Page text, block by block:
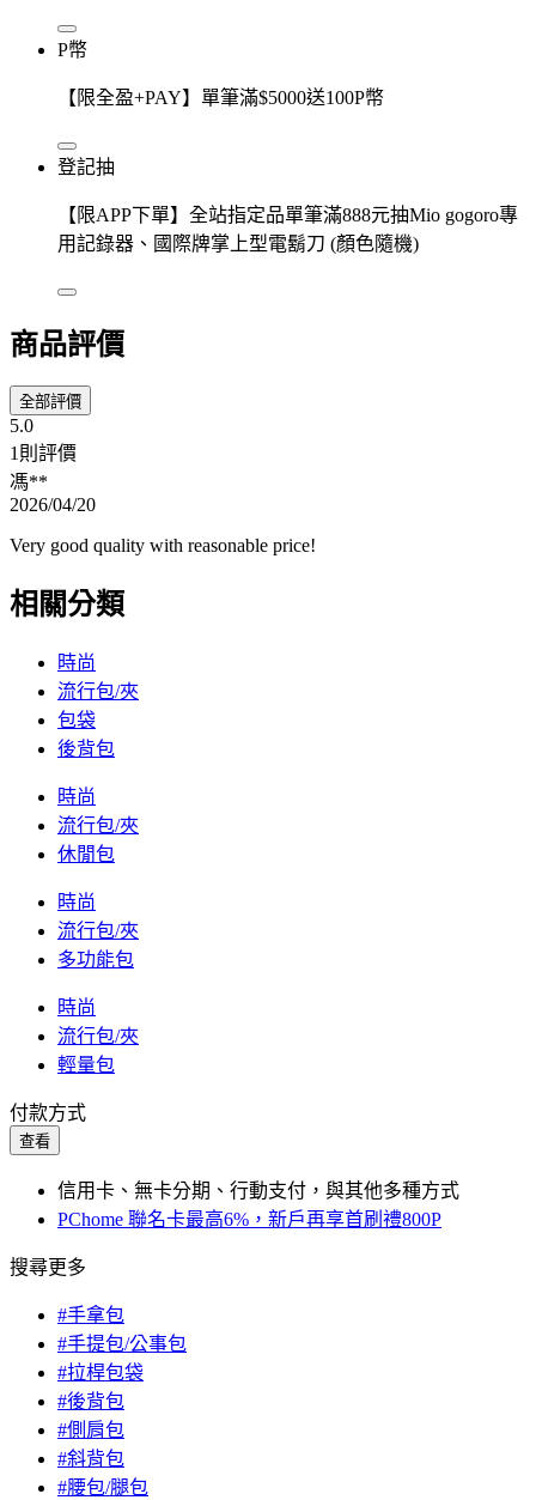
P幣
【限全盈+PAY】單筆滿$5000送100P幣
登記抽
【限APP下單】全站指定品單筆滿888元抽Mio gogoro專
用記錄器、國際牌掌上型電鬍刀 (顏色隨機)
商品評價
全部評價
5.0
1則評價
馮**
2026/04/20
Very good quality with reasonable price!
相關分類
時尚
流行包/夾
包袋
後背包
時尚
流行包/夾
休閒包
時尚
流行包/夾
多功能包
時尚
流行包/夾
輕量包
付款方式
查看
信用卡、無卡分期、行動支付，與其他多種方式
PChome 聯名卡最高6%，新戶再享首刷禮800P
搜尋更多
#手拿包
#手提包/公事包
#拉桿包袋
#後背包
#側肩包
#斜背包
#腰包/腿包